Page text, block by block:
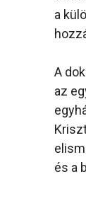
a
A
az
és a